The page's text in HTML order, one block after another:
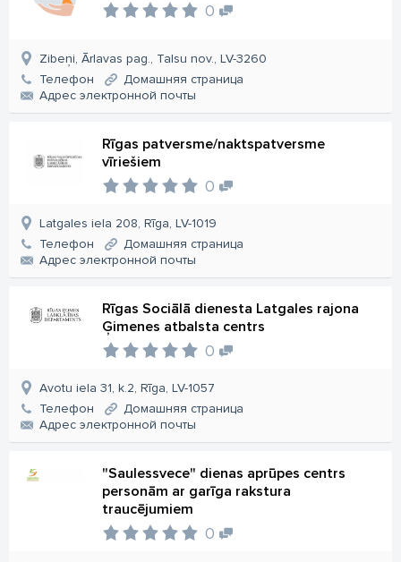
0
Zibeņi, Ārlavas pag., Talsu nov., LV-3260
Телефон
Домашняя страница
Aдрес электронной почты
Rīgas patversme/naktspatversme
vīriešiem
0
Latgales iela 208, Rīga, LV-1019
Телефон
Домашняя страница
Aдрес электронной почты
Rīgas Sociālā dienesta Latgales rajona
Ģimenes atbalsta centrs
0
Avotu iela 31, k.2, Rīga, LV-1057
Телефон
Домашняя страница
Aдрес электронной почты
"Saulessvece" dienas aprūpes centrs
personām ar garīga rakstura
traucējumiem
0